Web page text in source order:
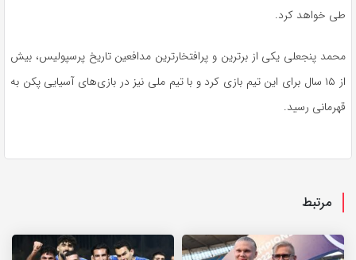
طی خواهد کرد.
محمد پنجعلی یکی از برترین و پرافتخارترین مدافعین تاریخ پرسپولیس، بیش
از ۱۵ سال برای این تیم بازی کرد و با تیم ملی نیز در بازی‌های آسیایی پکن به
قهرمانی رسید.
مرتبط